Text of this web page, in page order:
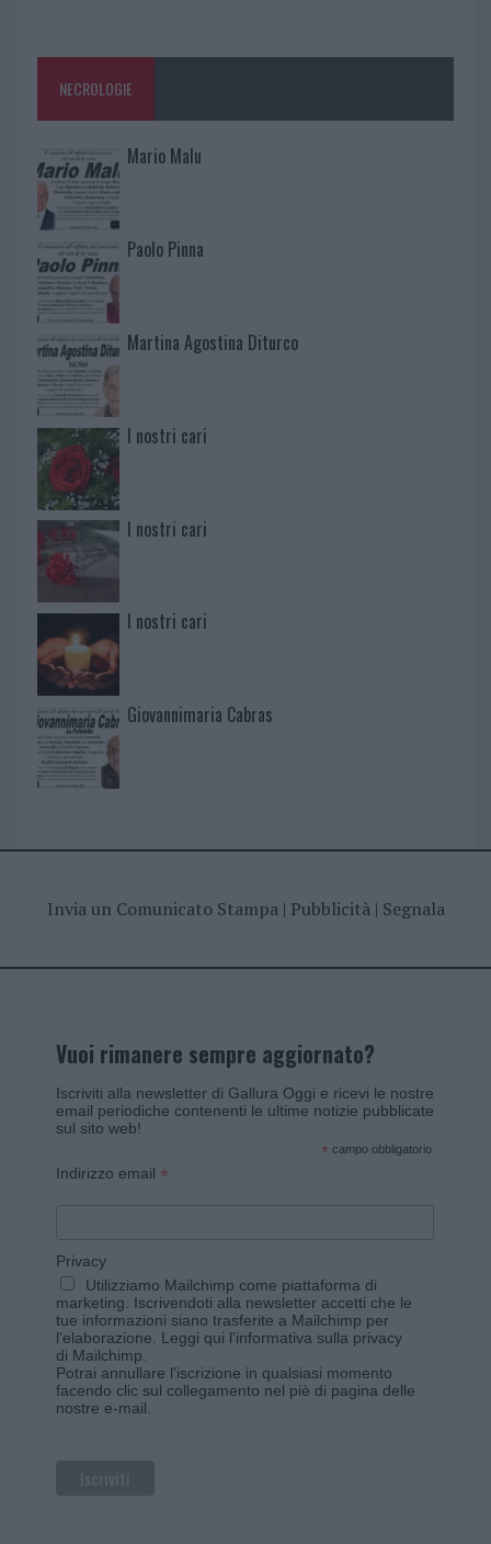
NECROLOGIE
Mario Malu
Paolo Pinna
Martina Agostina Diturco
I nostri cari
I nostri cari
I nostri cari
Giovannimaria Cabras
Invia un Comunicato Stampa| Pubblicità| Segnala
Vuoi rimanere sempre aggiornato?
Iscriviti alla newsletter di Gallura Oggi e ricevi le nostre
email periodiche contenenti le ultime notizie pubblicate
sul sito web!
* campo obbligatorio
Indirizzo email *
Privacy
Utilizziamo Mailchimp come piattaforma di
marketing. Iscrivendoti alla newsletter accetti che le
tue informazioni siano trasferite a Mailchimp per
l'elaborazione. Leggi qui l'informativa sulla privacy
di Mailchimp
Potrai annullare l'iscrizione in qualsiasi momento
facendo clic sul collegamento nel piè di pagina delle
nostre e-mail.